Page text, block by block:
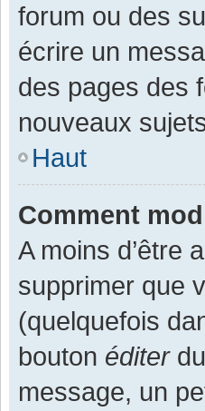
forum ou des
écrire un
des pages des
nouveaux
Haut
Comment
A moins d’être
supprimer que
(quelquefois
bouton éditerdu
message, un